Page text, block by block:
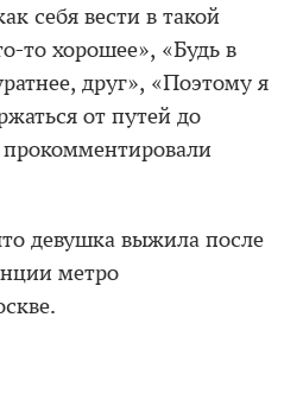
себя вести в такой
то хорошее», «Будь в
друг», «Поэтому я
от путей до
девушка выжила после
метро